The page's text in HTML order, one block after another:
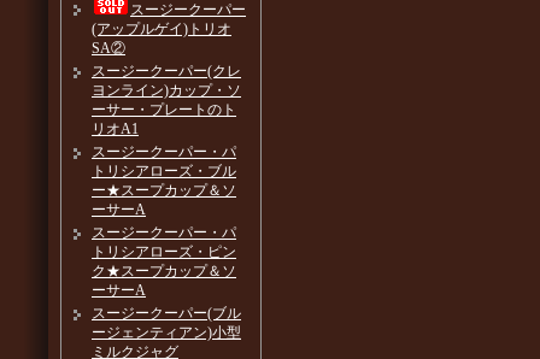
スージークーパー
(アップルゲイ)トリオ
SA②
スージークーパー(クレ
ヨンライン)カップ・ソ
ーサー・プレートのト
リオA1
スージークーパー・パ
トリシアローズ・ブル
ー★スープカップ＆ソ
ーサーA
スージークーパー・パ
トリシアローズ・ピン
ク★スープカップ＆ソ
ーサーA
スージークーパー(ブル
ージェンティアン)小型
ミルクジャグ